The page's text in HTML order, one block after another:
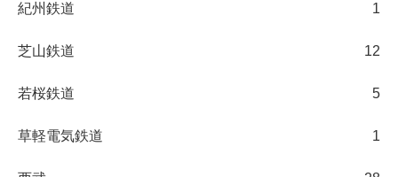
紀州鉄道 1
芝山鉄道 12
若桜鉄道 5
草軽電気鉄道 1